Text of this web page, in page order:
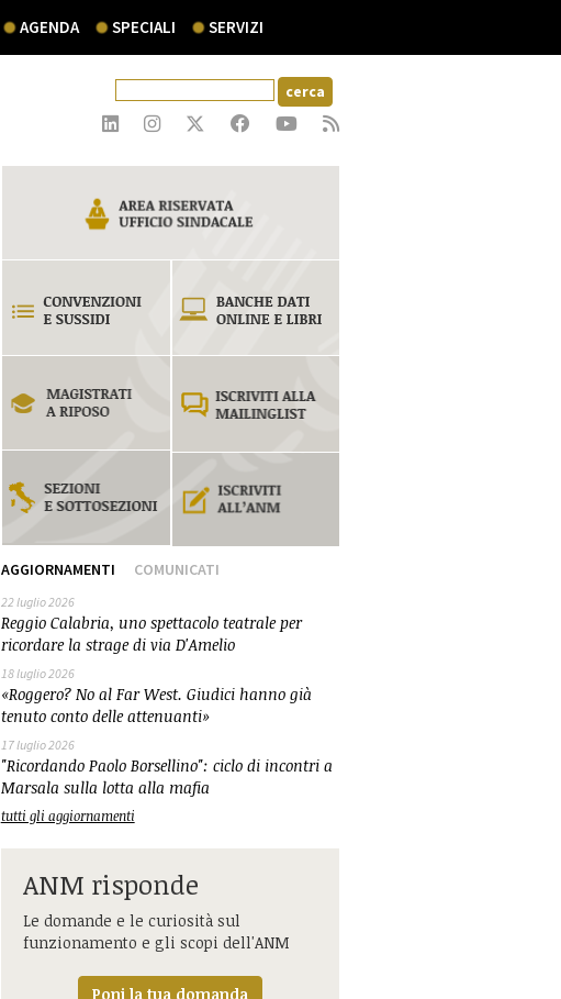
AGENDA SPECIALI SERVIZI
AGGIORNAMENTI COMUNICATI
22 luglio 2026
Reggio Calabria, uno spettacolo teatrale per
ricordare la strage di via D'Amelio
18 luglio 2026
«Roggero? No al Far West. Giudici hanno già
tenuto conto delle attenuanti»
17 luglio 2026
"Ricordando Paolo Borsellino": ciclo di incontri a
Marsala sulla lotta alla mafia
tutti gli aggiornamenti
ANM risponde
Le domande e le curiosità sul
funzionamento e gli scopi dell'ANM
Poni la tua domanda